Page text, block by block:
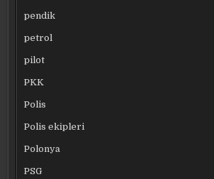
pendik
petrol
pilot
PKK
Polis
Polis ekipleri
Polonya
PSG